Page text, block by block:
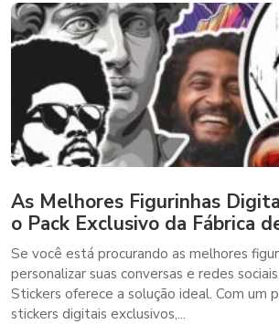
As Melhores Figurinhas
o Pack Exclusivo da Fábrica
Se você está procurando as melhores
personalizar suas conversas e redes
Stickers oferece a solução ideal. Com um
stickers digitais exclusivos,...